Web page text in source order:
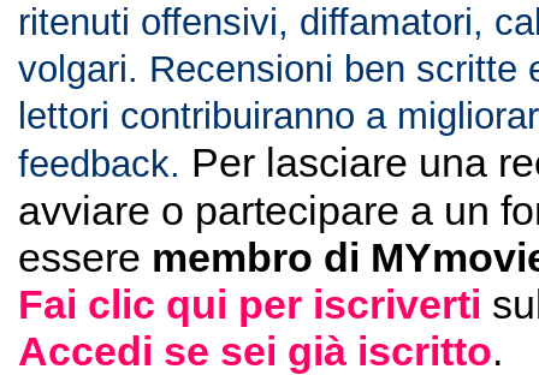
ritenuti offensivi, diffamatori,
volgari. Recensioni ben scritte
lettori contribuiranno a
feedback. Per lasciare una
avviare o partecipare a un
essere membro di
Fai clic qui per iscriverti
Accedi se sei già iscritto.